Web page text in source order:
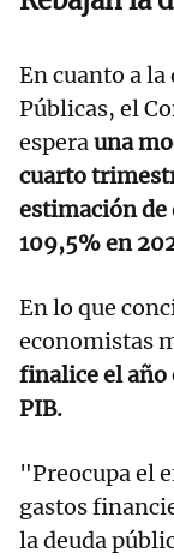
En cuanto a
Públicas, el
esperauna
cuarto
estimación de
109,5% en
En lo que
economistas
finalice el año
PIB.
"Preocupa el
gastos
la deuda